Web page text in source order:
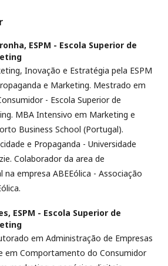
ESPM - Escola Superior de
Inovação e Estratégia pela ESPM
e Marketing. Mestrado em
- Escola Superior de
MBA Intensivo em Marketing e
Business School (Portugal).
e Propaganda - Universidade
Colaborador da area de
empresa ABEEólica - Associação
ESPM - Escola Superior de
em Administração de Empresas
em Comportamento do Consumidor